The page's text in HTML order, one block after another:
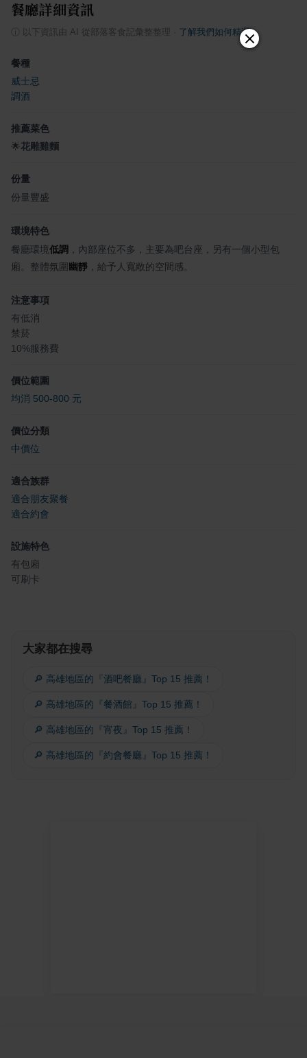
餐廳詳細資訊
以下資訊由 AI 從部落客食記彙整整理 了解我們如何精選
餐種
威士忌
調酒
推薦菜色
🌟花雕雞麵
份量
份量豐盛
環境特色
餐廳環境低調 ，內部座位不多，主要為吧台座，另有一個小型包
廂。整體氛圍 幽靜 ，給予人寬敞的空間感。
注意事項
有低消
禁菸
10%服務費
價位範圍
均消 500-800 元
價位分類
中價位
適合族群
適合朋友聚餐
適合約會
設施特色
有包廂
可刷卡
大家都在搜尋
🔎 高雄地區的『酒吧餐廳』Top 15 推薦！
🔎 高雄地區的『餐酒館』Top 15 推薦！
🔎 高雄地區的『宵夜』Top 15 推薦！
🔎 高雄地區的『約會餐廳』Top 15 推薦！